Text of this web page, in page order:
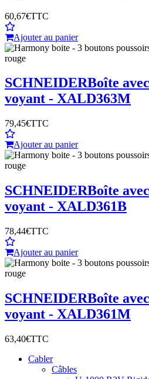
60,67€TTC
Ajouter au panier
SCHNEIDERBoîte
voyant - XALD363M
79,45€TTC
Ajouter au panier
SCHNEIDERBoîte
voyant - XALD361B
78,44€TTC
Ajouter au panier
SCHNEIDERBoîte
voyant - XALD361M
63,40€TTC
Cabler
Câbles